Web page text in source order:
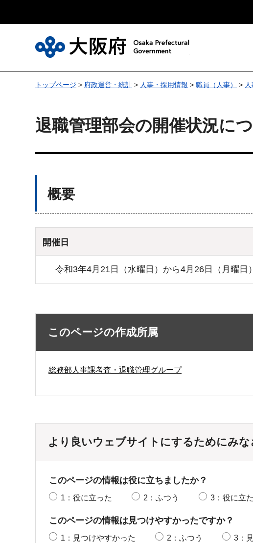
トップページ > 府政運営・統計 > 人事・採用情報 > 職員（人事） >
退職管理部会の開催状況に
概要
開催日
令和3年4月21日（水曜日）から4月26日（月曜日）
このページの作成所属
総務部人事課考査・退職管理グループ
より良いウェブサイトにするためにみ
このページの情報は役に立ちましたか？
1：役に立った 2：ふつう 3：役に立
このページの情報は見つけやすかったですか？
1：見つけやすかった 2：ふつう 3：